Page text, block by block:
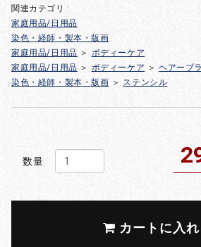
関連カテゴリ :
家庭用品/日用品
染色・経師・製本・版画
家庭用品/日用品 ＞ ボディーケア
家庭用品/日用品 ＞ ボディーケア ＞ ヘアーブ
染色・経師・製本・版画 ＞ ステンシル
数量
カートに入